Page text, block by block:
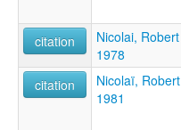
citation
Nicolai, Robert
1978
citation
Nicolaï, Robert
1981